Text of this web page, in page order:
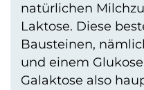
natürlichen
Laktose. Diese
Bausteinen,
und einem
Galaktose also